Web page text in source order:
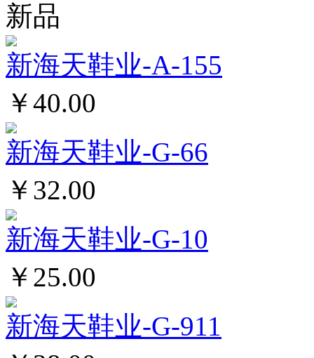
新品
新海天鞋业-A-155
￥40.00
新海天鞋业-G-66
￥32.00
新海天鞋业-G-10
￥25.00
新海天鞋业-G-911